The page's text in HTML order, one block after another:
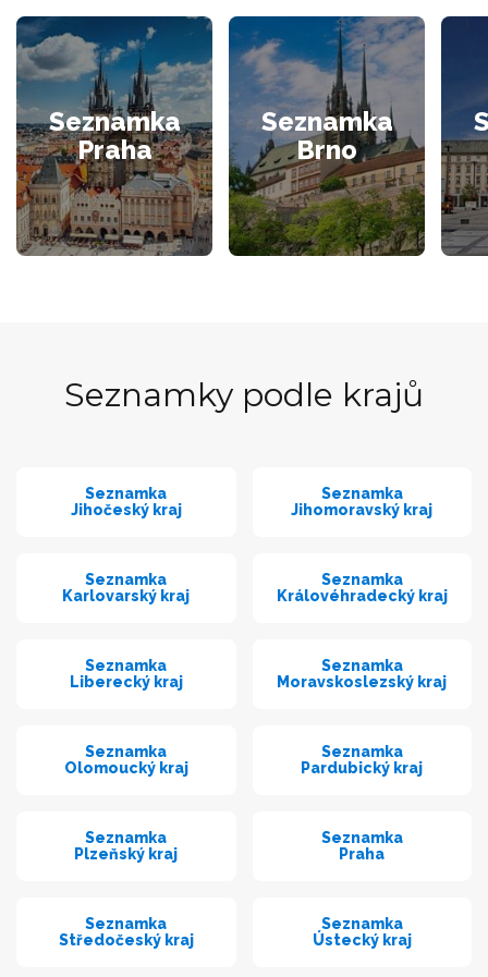
Seznamka
Praha
Seznamka
Brno
Seznamky podle krajů
Seznamka
Jihočeský kraj
Seznamka
Jihomoravský kraj
Seznamka
Karlovarský kraj
Seznamka
Královéhradecký kraj
Seznamka
Liberecký kraj
Seznamka
Moravskoslezský kraj
Seznamka
Olomoucký kraj
Seznamka
Pardubický kraj
Seznamka
Plzeňský kraj
Seznamka
Praha
Seznamka
Středočeský kraj
Seznamka
Ústecký kraj